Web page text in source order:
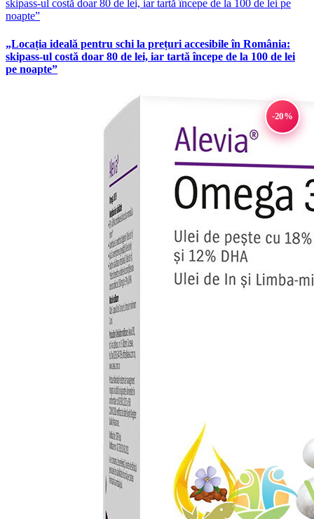
„Locația ideală pentru schi la prețuri accesibile în România:
skipass-ul costă doar 80 de lei, iar tartă începe de la 100 de lei
pe noapte”
-20%